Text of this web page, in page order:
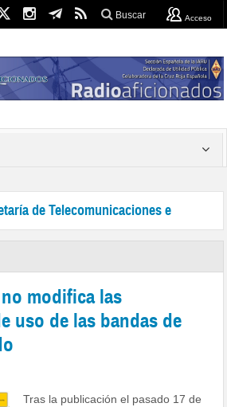
Buscar Acceso
de Telecomunicaciones e
modifica las
uso de las bandas de
Tras la publicación el pasado 17 de